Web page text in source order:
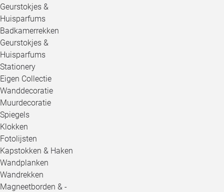
Geurstokjes &
Huisparfums
Badkamerrekken
Geurstokjes &
Huisparfums
Stationery
Eigen Collectie
Wanddecoratie
Muurdecoratie
Spiegels
Klokken
Fotolijsten
Kapstokken & Haken
Wandplanken
Wandrekken
Magneetborden & -